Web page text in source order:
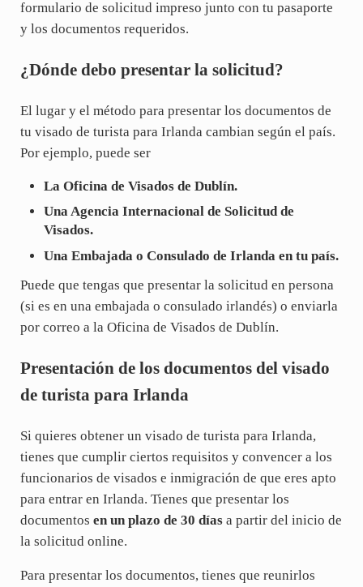
formulario de solicitud impreso junto con tu pasaporte
y los documentos requeridos.
¿Dónde debo presentar la solicitud?
El lugar y el método para presentar los documentos de
tu visado de turista para Irlanda cambian según el país.
Por ejemplo, puede ser
La Oficina de Visados de Dublín.
Una Agencia Internacional de Solicitud de
Visados.
Una Embajada o Consulado de Irlanda en tu país.
Puede que tengas que presentar la solicitud en persona
(si es en una embajada o consulado irlandés) o enviarla
por correo a la Oficina de Visados de Dublín.
Presentación de los documentos del visado
de turista para Irlanda
Si quieres obtener un visado de turista para Irlanda,
tienes que cumplir ciertos requisitos y convencer a los
funcionarios de visados e inmigración de que eres apto
para entrar en Irlanda. Tienes que presentar los
documentos en un plazo de 30 díasa partir del inicio de
la solicitud online.
Para presentar los documentos, tienes que reunirlos